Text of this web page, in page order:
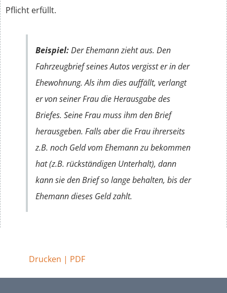
Pflicht erfüllt.
Beispiel:Der Ehemann zieht aus. Den
Fahrzeugbrief seines Autos vergisst er in der
Ehewohnung. Als ihm dies auffällt, verlangt
er von seiner Frau die Herausgabe des
Briefes. Seine Frau muss ihm den Brief
herausgeben. Falls aber die Frau ihrerseits
z.B. noch Geld vom Ehemann zu bekommen
hat (z.B. rückständigen Unterhalt), dann
kann sie den Brief so lange behalten, bis der
Ehemann dieses Geld zahlt.
Drucken | PDF